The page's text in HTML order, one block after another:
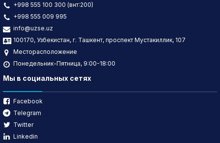
+998 555 100 300 (внт:200)
+998 555 009 995
info@uzse.uz
100170, Узбекистан, г. Ташкент, проспект Мустакиллик, 107
Месторасположение
Понедельник-Пятница, 9:00-18:00
Мы в социальных сетях
Facebook
Telegram
Twitter
Linkedin